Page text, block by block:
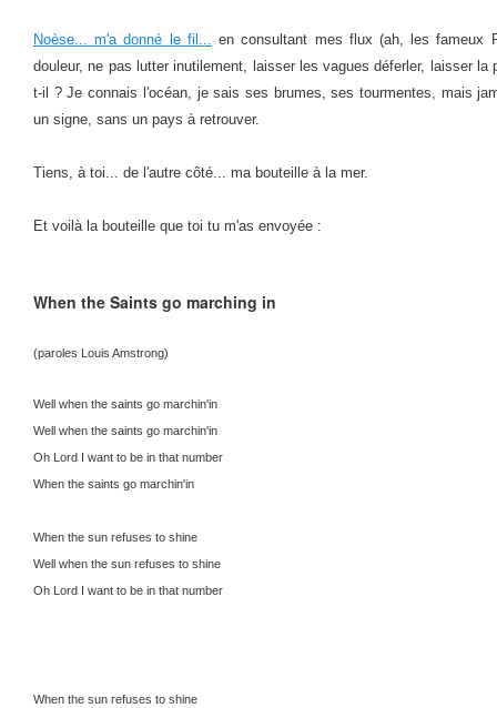
Noèse... m'a donné le fil... en consultant mes flux (ah, les fameux
douleur, ne pas lutter inutilement, laisser les vagues déferler, laisser la
t-il ? Je connais l'océan, je sais ses brumes, ses tourmentes, mais
un signe, sans un pays à retrouver.
Tiens, à toi... de l'autre côté... ma bouteille à la mer.
Et voilà la bouteille que toi tu m'as envoyée :
When the Saints go marching in
(paroles Louis Amstrong)
Well when the saints go marchin'in
Well when the saints go marchin'in
Oh Lord I want to be in that number
When the saints go marchin'in
When the sun refuses to shine
Well when the sun refuses to shine
Oh Lord I want to be in that number
When the sun refuses to shine